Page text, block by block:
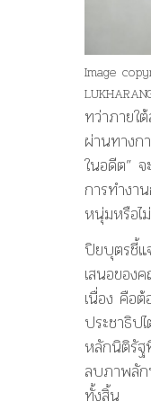
Image
ทว่าภายใ
ผ่านทางก
ในอดีต”
การทำงา
หนุ่มหรือไ
ปิยบุตรชี้แ
เสนอของ
เนื่อง คือต้
ประชาธิป
หลักนิติรัฐ
ลบภาพลั
ทั้งสิ้น